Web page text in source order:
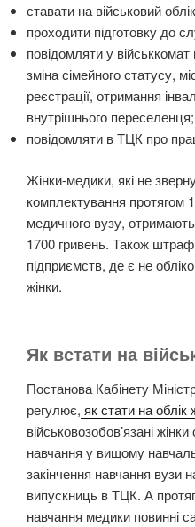
ставати на військовий
проходити підготовку до
повідомляти у
зміна сімейного статусу,
реєстрації, отримання
внутрішнього переселенця;
повідомляти в ТЦК про
Жінки-медики, які не
комплектування протягом
медичного вузу, отримають
1700 гривень. Також
підприємств, де є не
жінки.
Як встати на
Постанова Кабінету
регулює, як стати на
військовозобов’язані
навчання у вищому
закінчення навчання вузи
випускниць в ТЦК. А
навчання медики повинні